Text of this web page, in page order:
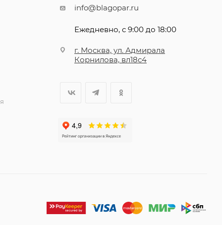
info@blagopar.ru
Ежедневно, с 9:00 до 18:00
г. Москва, ул. Адмирала
Корнилова, вл18с4